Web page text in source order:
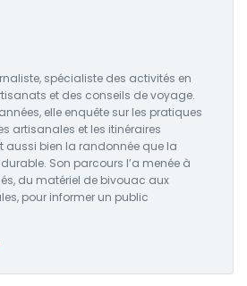
spécialiste des activités en
et des conseils de voyage.
elle enquête sur les pratiques
artisanales et les itinéraires
aussi bien la randonnée que la
Son parcours l’a menée à
du matériel de bivouac aux
pour informer un public